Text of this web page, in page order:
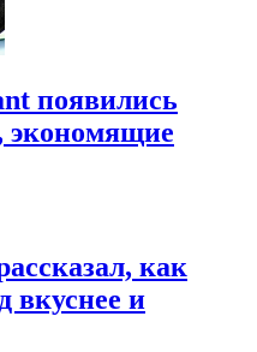
появились
экономящие
как
вкуснее и